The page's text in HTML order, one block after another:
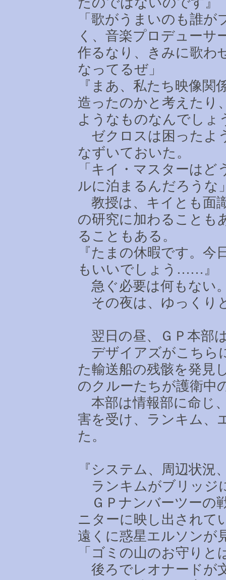
「歌がうまいのも誰
く、音楽プロデューサ
作るなり、きみに歌わ
なってるぜ」
『まあ、私たち映像
造ったのかと考えたり
ようなものなんでしょ
ゼクロスは困ったよ
なずいておいた。
「キイ・マスターは
ルに泊まるんだろうな
教授は、キイとも面
の研究に加わることも
ることもある。
『たまの休暇です。
もいいでしょう ……
急ぐ必要は何もない
その夜は、ゆっくり
翌日の昼、ＧＰ本部
デザイアズがこちら
た輸送船の残骸を発見
のクルーたちが護衛中
本部は情報部に命じ
害を受け、ランキム、
た。
『システム、周辺状況
ランキムがブリッジ
ＧＰナンバーツーの
ニターに映し出されて
遠くに惑星エルソンが
「ゴミの山のお守りと
後ろでレオナードが